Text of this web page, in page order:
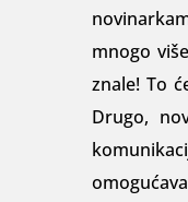
mnogo
znale! To
Drugo,